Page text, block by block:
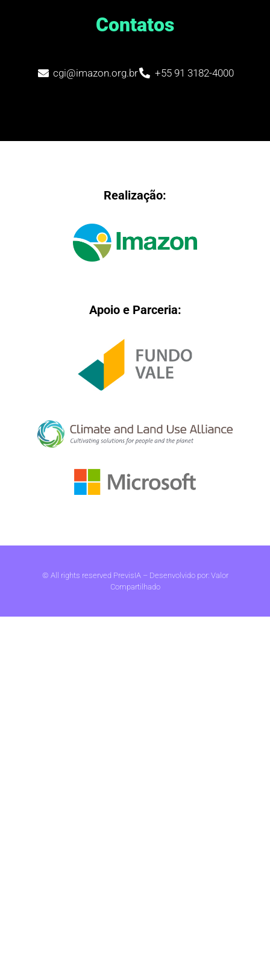
Contatos
cgi@imazon.org.br +55 91 3182-4000
Realização:
Apoio e Parceria:
© All rights reserved PrevisIA – Desenvolvido por: Valor
Compartilhado